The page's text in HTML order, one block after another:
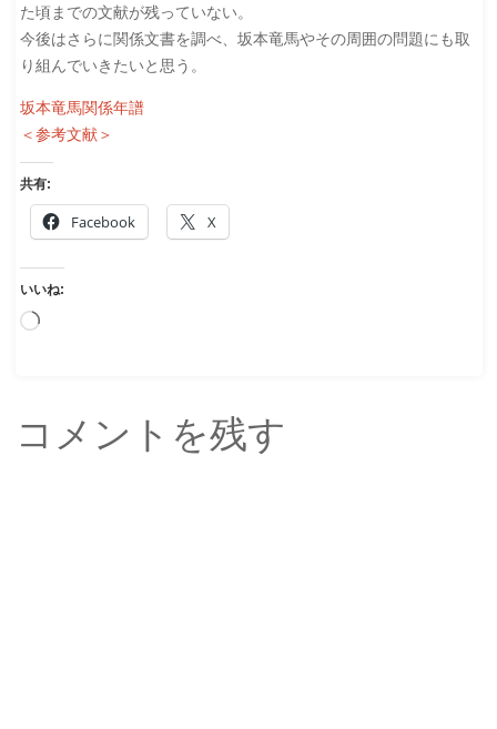
た頃までの文献が残っていない。
今後はさらに関係文書を調べ、坂本竜馬やその周囲の問題にも取
り組んでいきたいと思う。
坂本竜馬関係年譜
＜参考文献＞
共有:
Facebook X
いいね:
読
中…
コメントを残す